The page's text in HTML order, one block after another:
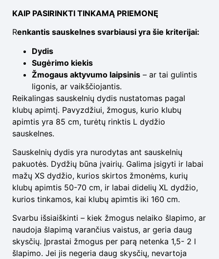
KAIP PASIRINKTI TINKAMĄ PRIEMONĘ
Renkantis sauskelnes svarbiausi yra šie kriterijai:
Dydis
Sugėrimo kiekis
Žmogaus aktyvumo laipsinis – ar tai gulintis
ligonis, ar vaikščiojantis.
Reikalingas sauskelnių dydis nustatomas pagal
klubų apimtį. Pavyzdžiui, žmogus, kurio klubų
apimtis yra 85 cm, turėtų rinktis L dydžio
sauskelnes.
Sauskelnių dydis yra nurodytas ant sauskelnių
pakuotės. Dydžių būna įvairių. Galima įsigyti ir labai
mažų XS dydžio, kurios skirtos žmonėms, kurių
klubų apimtis 50-70 cm, ir labai didelių XL dydžio,
kurios tinkamos, kai klubų apimtis iki 160 cm.
Svarbu išsiaiškinti – kiek žmogus nelaiko šlapimo, ar
naudoja šlapimą varančius vaistus, ar geria daug
skysčių. Įprastai žmogus per parą netenka 1,5- 2 l
šlapimo. Jei jis negeria daug skysčių, nevartoja